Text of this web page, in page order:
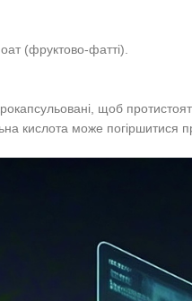
(фруктово-фатті).
щоб
кислота може погіршитися